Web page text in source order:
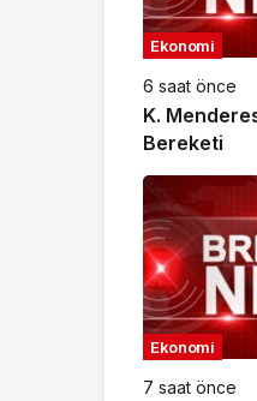
Ekonomi
6 saat önce
K.
Bereketi
Ekonomi
7 saat önce